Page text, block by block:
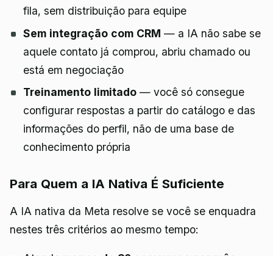
fila, sem distribuição para equipe
Sem integração com CRM — a IA não sabe se
aquele contato já comprou, abriu chamado ou
está em negociação
Treinamento limitado— você só consegue
configurar respostas a partir do catálogo e das
informações do perfil, não de uma base de
conhecimento própria
Para Quem a IA Nativa É Suficiente
A IA nativa da Meta resolve se você se enquadra
nestes três critérios ao mesmo tempo: